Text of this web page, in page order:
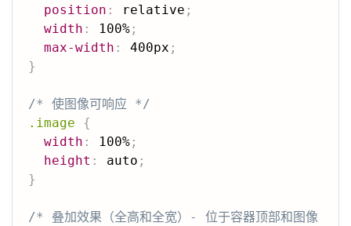
position : relative ;
width : 100% ;
max-width : 400px ;
}
/* 使图像可响应 */
.image
{
width : 100% ;
height : auto ;
}
/* 叠加效果（全高和全宽）- 位于容器顶部和图像